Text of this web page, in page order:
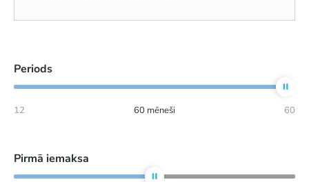
Periods
12 60 mēneši 60
Pirmā iemaksa